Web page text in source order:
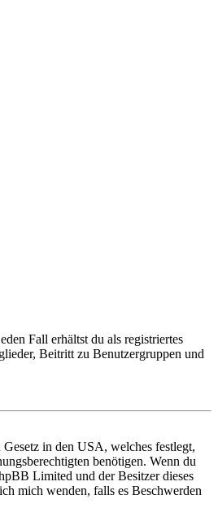
Fall erhältst du als registriertes
Beitritt zu Benutzergruppen und
in den USA, welches festlegt,
benötigen. Wenn du
Limited und der Besitzer dieses
mich wenden, falls es Beschwerden